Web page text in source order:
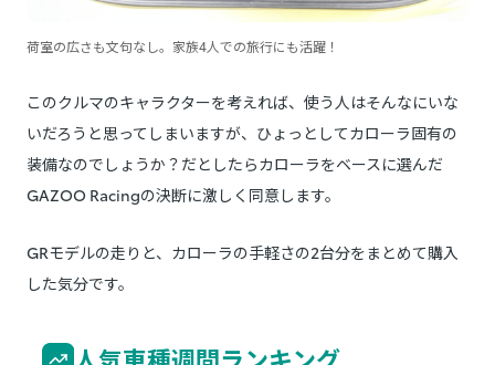
荷室の広さも文句なし。家族4人での旅行にも活躍！
このクルマのキャラクターを考えれば、使う人はそんなにいな
いだろうと思ってしまいますが、ひょっとしてカローラ固有の
装備なのでしょうか？だとしたらカローラをベースに選んだ
GAZOO Racingの決断に激しく同意します。
GRモデルの走りと、カローラの手軽さの2台分をまとめて購入
した気分です。